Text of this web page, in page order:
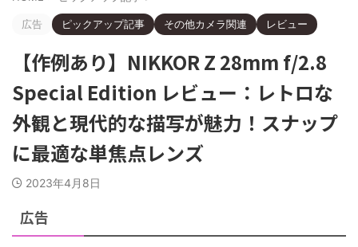
広告 ピックアップ記事 その他カメラ関連 レビュー
【作例あり】NIKKOR Z 28mm f/2.8
Special Edition レビュー：レトロな
外観と現代的な描写が魅力！スナップ
に最適な単焦点レンズ
2023年4月8日
広告